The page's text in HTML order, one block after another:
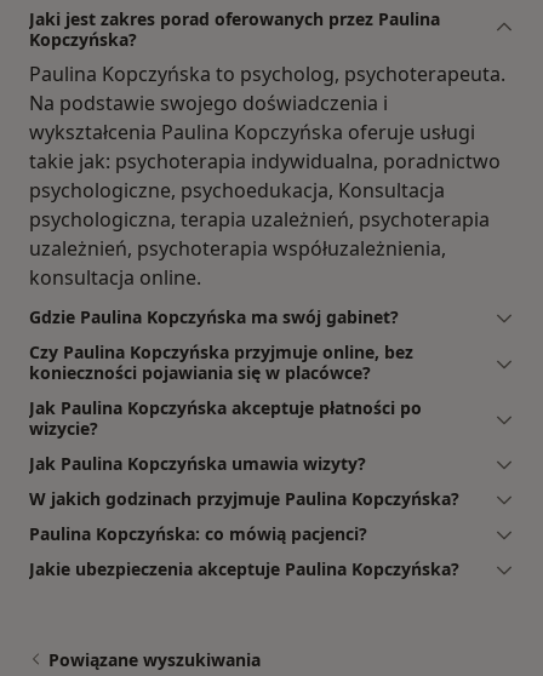
Jaki jest zakres porad oferowanych przez Paulina
Kopczyńska?
Paulina Kopczyńska to psycholog, psychoterapeuta.
Na podstawie swojego doświadczenia i
wykształcenia Paulina Kopczyńska oferuje usługi
takie jak: psychoterapia indywidualna, poradnictwo
psychologiczne, psychoedukacja, Konsultacja
psychologiczna, terapia uzależnień, psychoterapia
uzależnień, psychoterapia współuzależnienia,
konsultacja online.
Gdzie Paulina Kopczyńska ma swój gabinet?
Czy Paulina Kopczyńska przyjmuje online, bez
konieczności pojawiania się w placówce?
Jak Paulina Kopczyńska akceptuje płatności po
wizycie?
Jak Paulina Kopczyńska umawia wizyty?
W jakich godzinach przyjmuje Paulina Kopczyńska?
Paulina Kopczyńska: co mówią pacjenci?
Jakie ubezpieczenia akceptuje Paulina Kopczyńska?
Powiązane wyszukiwania